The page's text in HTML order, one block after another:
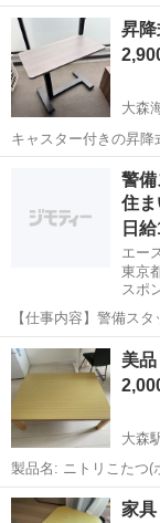
5/7（火）午後以降、
る方を希望します。
ける方...
東京 大田区
昇
大森
キャスター付きの昇降
した。 大きな傷などなく、使用に問題ございません。 高さ55.5cm〜
大田区
警備
住
日
エー
東京
スポ
【仕事内容】警備ス
ト・展示会などのイベ
いただきます。 経験
中! 難しいスキルは不
アルバイト・パート
美
大森
製品名: ニトリこたつ(
41cm 5年以上前に買
ら、一緒ご自宅まで
東京 大田区 大
家具